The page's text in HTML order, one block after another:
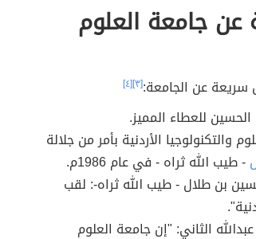
جامعة العلوم
عن الجامعة:[٣] [٤]
للعطاء المميز.
الأردنية بأمر من جلالة
- طيب الله ثراه - في عام 1986م.
بن طلال - طيب الله ثراه-: لقب
الثاني: "إن جامعة العلوم